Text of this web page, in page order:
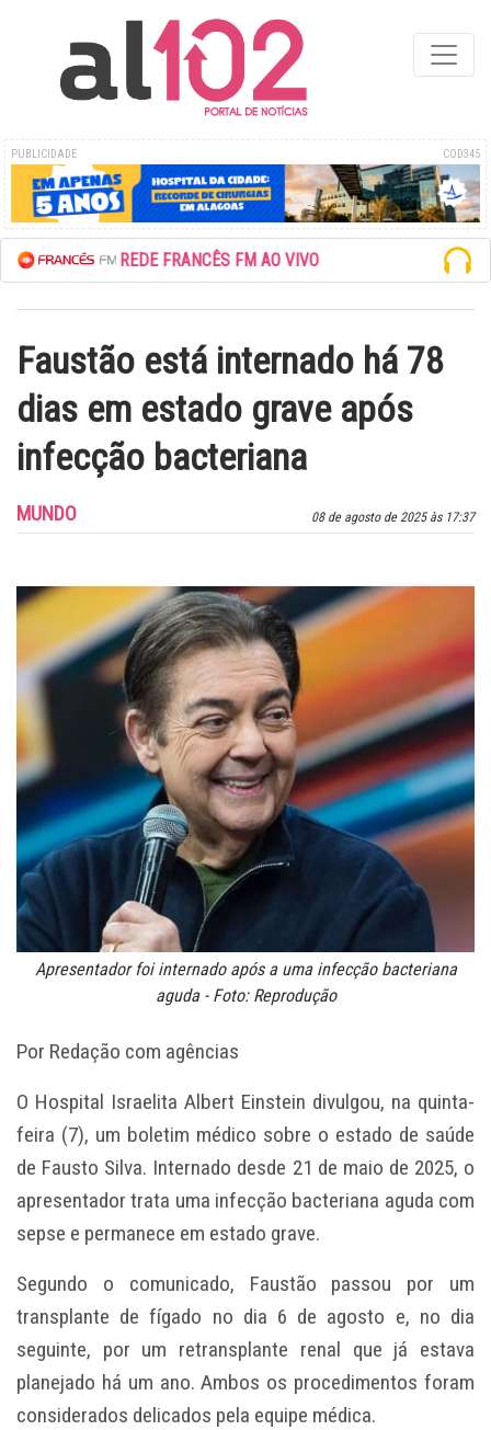
PUBLICIDADE COD345
ESCUTE A REDE FRANCÊS FM AO VIVO
Faustão está internado há 78
dias em estado grave após
infecção bacteriana
08 de agosto de 2025 às 17:37
MUNDO
Apresentador foi internado após a uma infecção bacteriana
aguda - Foto: Reprodução
Por Redação com agências
O Hospital Israelita Albert Einstein divulgou, na quinta-
feira (7), um boletim médico sobre o estado de saúde
de Fausto Silva. Internado desde 21 de maio de 2025, o
apresentador trata uma infecção bacteriana aguda com
sepse e permanece em estado grave.
Segundo o comunicado, Faustão passou por um
transplante de fígado no dia 6 de agosto e, no dia
seguinte, por um retransplante renal que já estava
planejado há um ano. Ambos os procedimentos foram
considerados delicados pela equipe médica.